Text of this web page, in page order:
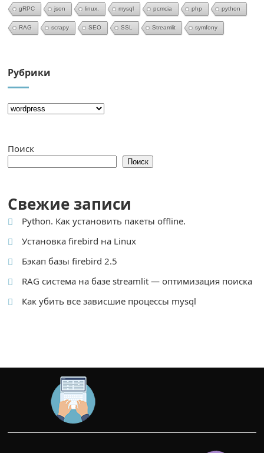
gRPC json linux. mysql pcmcia php python
RAG scrapy SEO SSL Streamlit symfony
Рубрики
Поиск
Поиск
Свежие записи
Python. Как установить пакеты offline.
Установка firebird на Linux
Бэкап базы firebird 2.5
RAG система на базе streamlit — оптимизация поиска
Как убить все зависшие процессы mysql